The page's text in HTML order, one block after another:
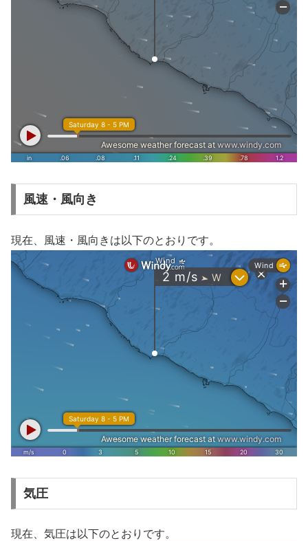
風速・風向き
現在、風速・風向きは以下のとおりです。
気圧
現在、気圧は以下のとおりです。